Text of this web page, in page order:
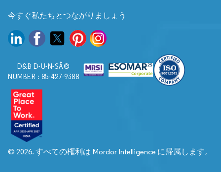
今すぐ私たちとつながりましょう
D&B D-U-N-SÂ®
NUMBER : 85-427-9388
© 2026. すべての権利は Mordor Intelligence に帰属します。